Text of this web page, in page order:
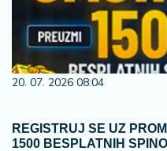
20. 07. 2026 08:04
REGISTRUJ SE UZ
1500 BESPLATNIH